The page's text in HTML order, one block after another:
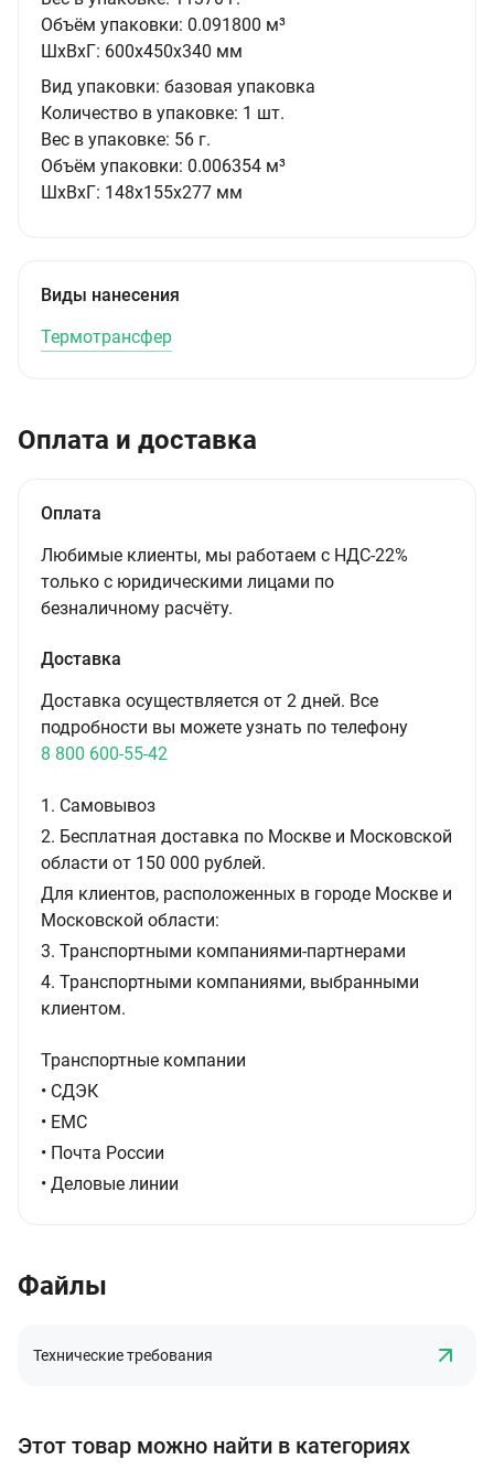
Объём упаковки: 0.091800 м³
ШxВxГ: 600x450x340 мм
Вид упаковки: базовая упаковка
Количество в упаковке: 1 шт.
Вес в упаковке: 56 г.
Объём упаковки: 0.006354 м³
ШxВxГ: 148x155x277 мм
Виды нанесения
Термотрансфер
Оплата и доставка
Оплата
Любимые клиенты, мы работаем с НДС-22%
только с юридическими лицами по
безналичному расчёту.
Доставка
Доставка осуществляется от 2 дней. Все
подробности вы можете узнать по телефону
8 800 600-55-42
1. Самовывоз
2. Бесплатная доставка по Москве и Московской
области от 150 000 рублей.
Для клиентов, расположенных в городе Москве и
Московской области:
3. Транспортными компаниями-партнерами
4. Транспортными компаниями, выбранными
клиентом.
Транспортные компании
• СДЭК
• ЕМС
• Почта России
• Деловые линии
Файлы
Технические требования
Этот товар можно найти в категориях